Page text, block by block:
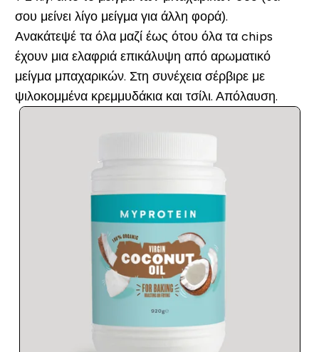
σου μείνει λίγο μείγμα για άλλη φορά).
Ανακάτεψέ τα όλα μαζί έως ότου όλα τα chips
έχουν μια ελαφριά επικάλυψη από αρωματικό
μείγμα μπαχαρικών. Στη συνέχεια σέρβιρε με
ψιλοκομμένα κρεμμυδάκια και τσίλι. Απόλαυση.